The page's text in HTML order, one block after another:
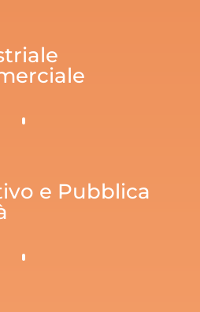
e Pubblica